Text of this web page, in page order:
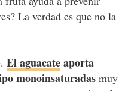
La verdad es que no la
El aguacateaporta
monoinsaturadasmuy